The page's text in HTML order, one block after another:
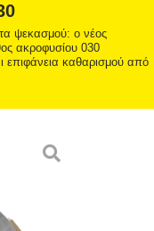
ψεκασμού: ο νέος
ακροφυσίου 030
επιφάνεια καθαρισμού από